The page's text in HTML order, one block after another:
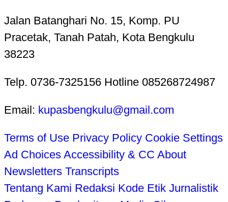
Jalan Batanghari No. 15, Komp. PU
Pracetak, Tanah Patah, Kota Bengkulu
38223
Telp. 0736-7325156 Hotline 085268724987
Email: kupasbengkulu@gmail.com
Terms of Use Privacy Policy Cookie Settings
Ad Choices Accessibility & CC About
Newsletters Transcripts
Tentang Kami Redaksi Kode Etik Jurnalistik